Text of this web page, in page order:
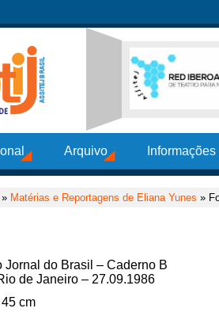
Arquivo
Matérias e Reportagens de Eliana Yunes »
Jornal do Brasil – Caderno B
de Janeiro – 27.09.1986